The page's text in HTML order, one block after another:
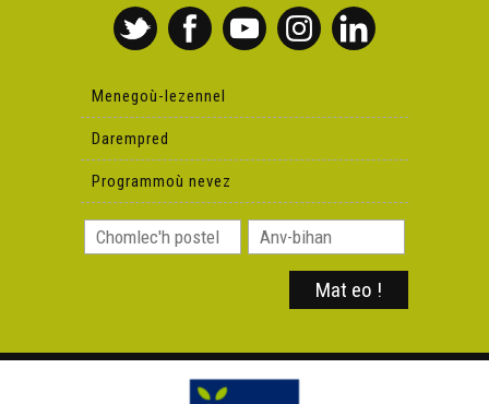
Menegoù-lezennel
Darempred
Programmoù nevez